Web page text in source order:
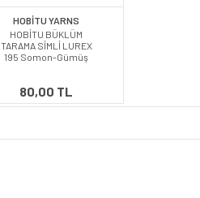
HOBİTU YARNS
HOBİTU BÜKLÜM
TARAMA SİMLİ LUREX
195 Somon-Gümüş
80,00 TL